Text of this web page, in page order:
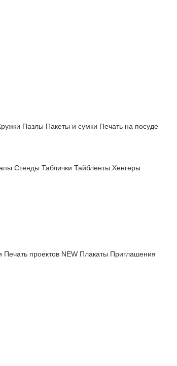
Пазлы Пакеты и сумки Печать на посуде
Стенды Таблички Тайбленты Хенгеры
Печать проектов NEW Плакаты Приглашения